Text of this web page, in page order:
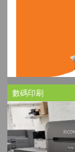
數碼印刷